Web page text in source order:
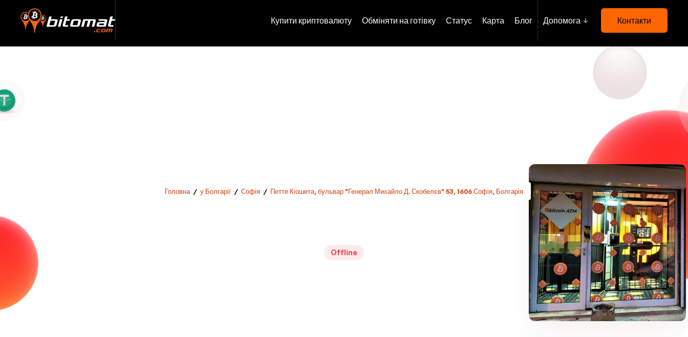
Купити криптовалюту Обміняти на готівку Статус Карта Блог Допомога Контакти
Головна / у Болгарії / Софія / Петте Кіошета, бульвар "Генерал Михайло Д. Скобелєв" 53, 1606 Софія, Болгарія
Offline